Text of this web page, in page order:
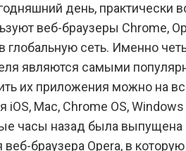
Opera
нужна всем
день, практически
веб-браузеры Chrome,
глобальную сеть. Именно
являются самыми
их приложения можно на
iOS, Mac, Chrome OS,
часы назад была выпущена
браузера Opera, в которую